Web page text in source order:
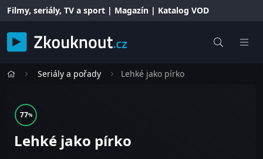
Filmy, seriály, TV a sport | Magazín | Katalog VOD
Seriály a pořady Lehké jako pírko
77%
Lehké jako pírko